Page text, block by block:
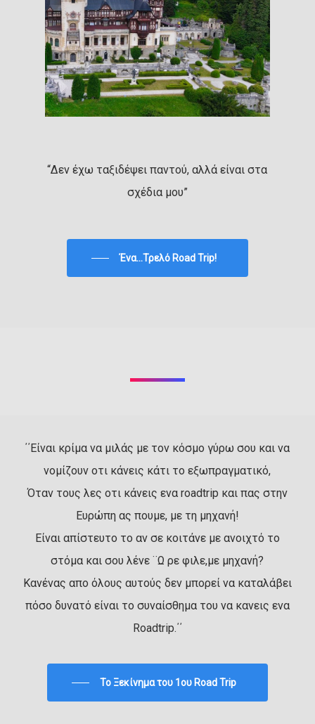
“Δεν έχω ταξιδέψει παντού, αλλά είναι στα
σχέδια μου”
Ένα...Τρελό Road Trip!
΄΄Είναι κρίμα να μιλάς με τον κόσμο γύρω σου και να
νομίζουν οτι κάνεις κάτι το εξωπραγματικό,
Όταν τους λες οτι κάνεις ενα roadtrip και πας στην
Ευρώπη ας πουμε, με τη μηχανή!
Είναι απίστευτο το αν σε κοιτάνε με ανοιχτό το
στόμα και σου λένε ¨Ω ρε φιλε,με μηχανή?
Κανένας απο όλους αυτούς δεν μπορεί να καταλάβει
πόσο δυνατό είναι το συναίσθημα του να κανεις ενα
Roadtrip.΄΄
To Ξεκίνημα του 1ου Road Trip